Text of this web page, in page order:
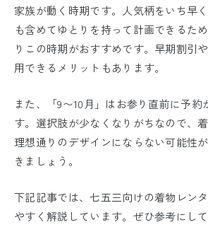
家族が動く時期です。人気柄をいち早
も含めてゆとりを持って計画できるた
りこの時期がおすすめです。早期割引
用できるメリットもあります。
また、「9〜10月」はお参り直前に予約
す。選択肢が少なくなりがちなので、
理想通りのデザインにならない可能性
きましょう。
下記記事では、七五三向けの着物レン
やすく解説しています。ぜひ参考にして